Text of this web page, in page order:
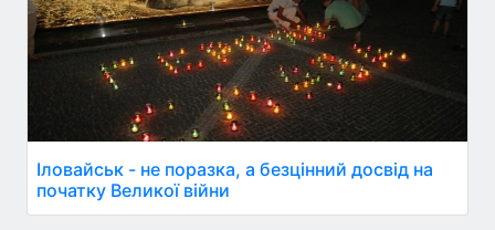
Іловайськ - не поразка, а безцінний досвід на
початку Великої війни